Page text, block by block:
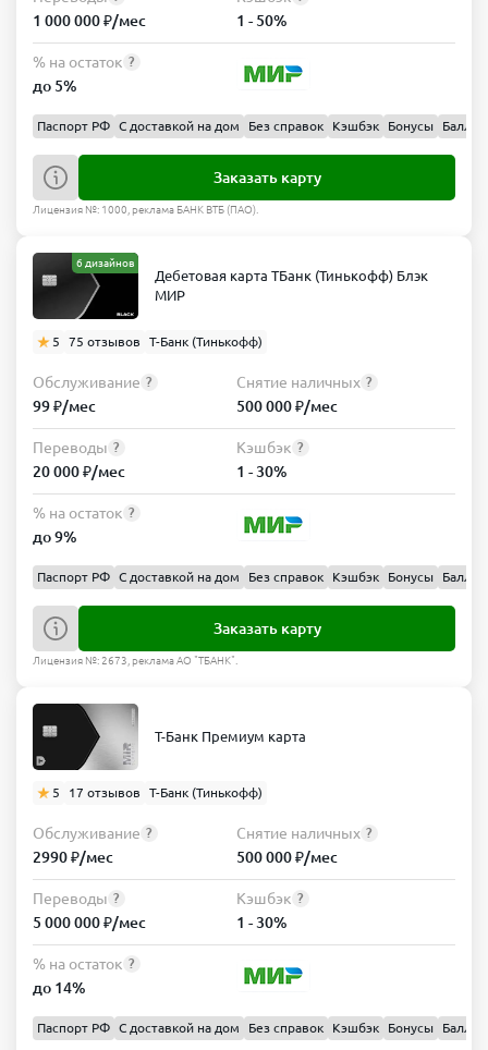
1 000 000 ₽/мес 1 - 50%
% на остаток ?
до 5%
Паспорт РФ С доставкой на дом Без справок Кэшбэк Бонусы Баллы
Заказать карту
Лицензия №: 1000, реклама БАНК ВТБ (ПАО).
6 дизайнов
Дебетовая карта ТБанк (Тинькофф) Блэк
МИР
5 75 отзывов Т-Банк (Тинькофф)
Обслуживание ?
99 ₽/мес
Снятие наличных ?
500 000 ₽/мес
Переводы ?
20 000 ₽/мес
Кэшбэк ?
1 - 30%
% на остаток ?
до 9%
Паспорт РФ С доставкой на дом Без справок Кэшбэк Бонусы Баллы
Заказать карту
Лицензия №: 2673, реклама АО "ТБАНК".
Т-Банк Премиум карта
5 17 отзывов Т-Банк (Тинькофф)
Обслуживание ?
2990 ₽/мес
Снятие наличных ?
500 000 ₽/мес
Переводы ?
5 000 000 ₽/мес
Кэшбэк ?
1 - 30%
% на остаток ?
до 14%
Паспорт РФ С доставкой на дом Без справок Кэшбэк Бонусы Баллы